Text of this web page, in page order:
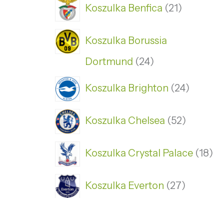
Koszulka Benfica 21
Koszulka Borussia
Dortmund 24
Koszulka Brighton 24
Koszulka Chelsea 52
Koszulka Crystal Palace 18
Koszulka Everton 27